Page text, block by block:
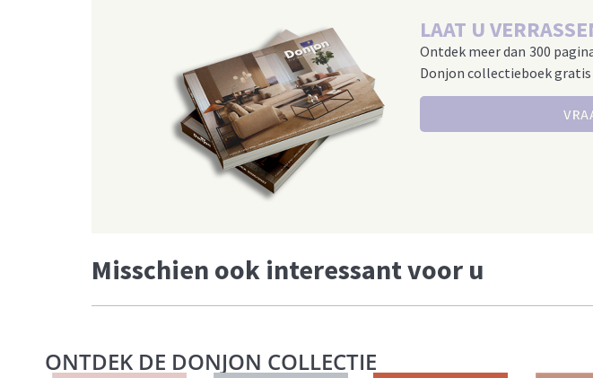
LAAT U
Ontdek meer dan 300
Donjon collectieboek gratis
Misschien ook interessant voor u
ONTDEK DE DONJON COLLECTIE